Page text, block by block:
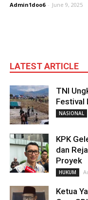
Admin1doo6 - June 9, 2025
LATEST ARTICLE
TNI
Festival
NASIONAL
KPK
dan
Proyek
HUKUM
Ketua